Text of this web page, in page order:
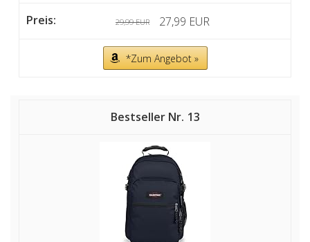
29,99 EUR 27,99 EUR
*Zum Angebot »
13